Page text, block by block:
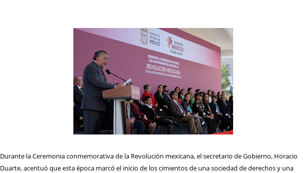
Durante la Ceremonia conmemorativa de la Revolución mexicana, el secretario de Gobierno, Horacio
Duarte, acentuó que esta época marcó el inicio de los cimientos de una sociedad de derechos y una